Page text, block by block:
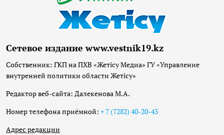
Сетевое издание www.vestnik19.kz
Собственник: ГКП на ПХВ «Жетісу Медиа» ГУ «Управление
внутренней политики области Жетісу»
Редактор веб-сайта: Далекенова М.А.
Номер телефона приёмной: + 7 (7282) 40-20-43
Адрес редакции